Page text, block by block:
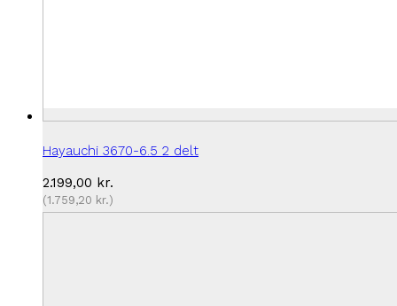
Hayauchi 3670-6.5 2 delt
2.199,00 kr.
(1.759,20 kr.)